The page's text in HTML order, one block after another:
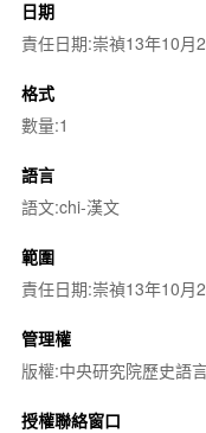
日期
責任日期:崇禎13年10月
格式
數量:1
語言
語文:chi-漢文
範圍
責任日期:崇禎13年10月
管理權
版權:中央研究院歷史語
授權聯絡窗口